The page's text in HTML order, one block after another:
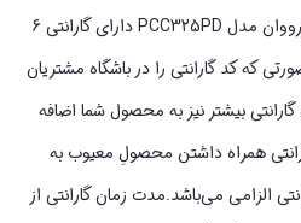
کابل تبدیل USB-C به لایتنینگ پرووان مدل PCC325PD دارای گارانتی 6
که کد گارانتی را در باشگاه مشتریان
بیشتر نیز به محصول شما اضافه
همراه داشتن محصولِ معیوب به
الزامی می‌باشد.مدت زمان گارانتی از